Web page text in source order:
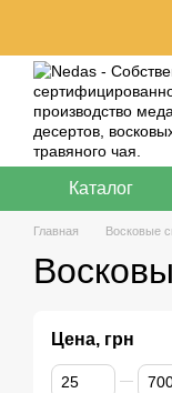
Каталог
Главная Восковые
Цена, грн
От Цена, грн
До Цена, грн